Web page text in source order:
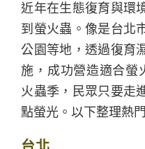
近年在生態復育與環
到螢火蟲。像是台北
公園等地，透過復育
施，成功營造適合螢
火蟲季，民眾只要走
點螢光。以下整理熱
台北